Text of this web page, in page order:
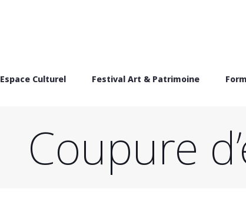
Espace Culturel Festival Art & Patrimoine
Coupure